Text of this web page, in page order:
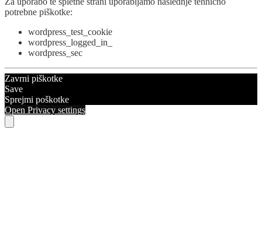
potrebne piškotke:
wordpress_test_cookie
wordpress_logged_in_
wordpress_sec
Zavrni piškotke
Save
Sprejmi poškotke
Open Privacy settings